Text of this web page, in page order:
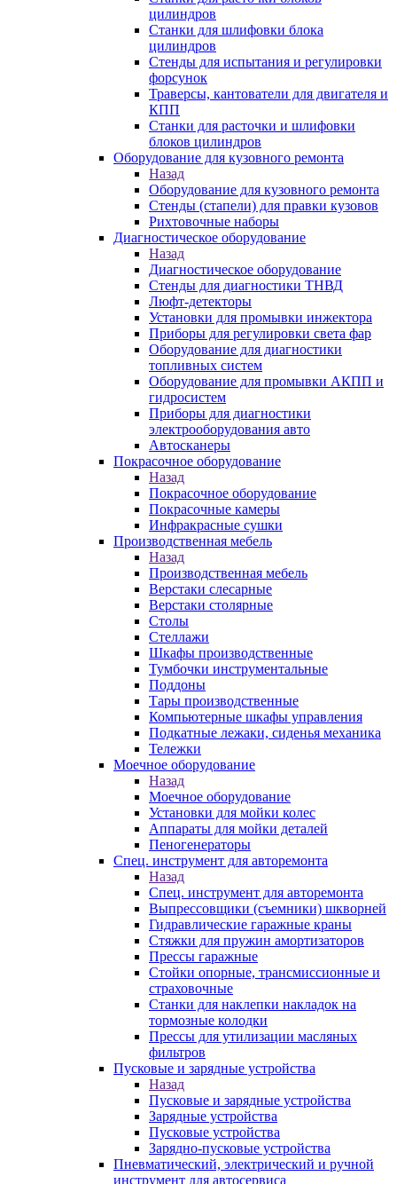
цилиндров
Станки для шлифовки блока
цилиндров
Стенды для испытания и регулировки
форсунок
Траверсы, кантователи для двигателя и
КПП
Станки для расточки и шлифовки
блоков цилиндров
Оборудование для кузовного ремонта
Назад
Оборудование для кузовного ремонта
Стенды (стапели) для правки кузовов
Рихтовочные наборы
Диагностическое оборудование
Назад
Диагностическое оборудование
Стенды для диагностики ТНВД
Люфт-детекторы
Установки для промывки инжектора
Приборы для регулировки света фар
Оборудование для диагностики
топливных систем
Оборудование для промывки АКПП и
гидросистем
Приборы для диагностики
электрооборудования авто
Автосканеры
Покрасочное оборудование
Назад
Покрасочное оборудование
Покрасочные камеры
Инфракрасные сушки
Производственная мебель
Назад
Производственная мебель
Верстаки слесарные
Верстаки столярные
Столы
Стеллажи
Шкафы производственные
Тумбочки инструментальные
Поддоны
Тары производственные
Компьютерные шкафы управления
Подкатные лежаки, сиденья механика
Тележки
Моечное оборудование
Назад
Моечное оборудование
Установки для мойки колес
Аппараты для мойки деталей
Пеногенераторы
Спец. инструмент для авторемонта
Назад
Спец. инструмент для авторемонта
Выпрессовщики (съемники) шкворней
Гидравлические гаражные краны
Стяжки для пружин амортизаторов
Прессы гаражные
Стойки опорные, трансмиссионные и
страховочные
Станки для наклепки накладок на
тормозные колодки
Прессы для утилизации масляных
фильтров
Пусковые и зарядные устройства
Назад
Пусковые и зарядные устройства
Зарядные устройства
Пусковые устройства
Зарядно-пусковые устройства
Пневматический, электрический и ручной
инструмент для автосервиса